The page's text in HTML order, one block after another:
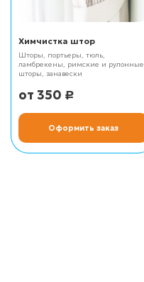
Химчистка штор
Шторы, портьеры, тюль,
ламбрекены, римские и рулонные
шторы, занавески
350 Р
Оформить заказ